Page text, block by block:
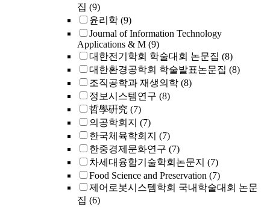
집 (9)
윤리학 (9)
Journal of Information Technology
Applications & M (9)
대한전기학회 학술대회 논문집 (8)
대한환경공학회 학술발표논문집 (8)
조직공학과 재생의학 (8)
정보시스템연구 (8)
哲學硏究 (7)
의공학회지 (7)
한국체육학회지 (7)
한중경제문화연구 (7)
차세대융합기술학회논문지 (7)
Food Science and Preservation (7)
제어로봇시스템학회 국내학술대회 논문
집 (6)